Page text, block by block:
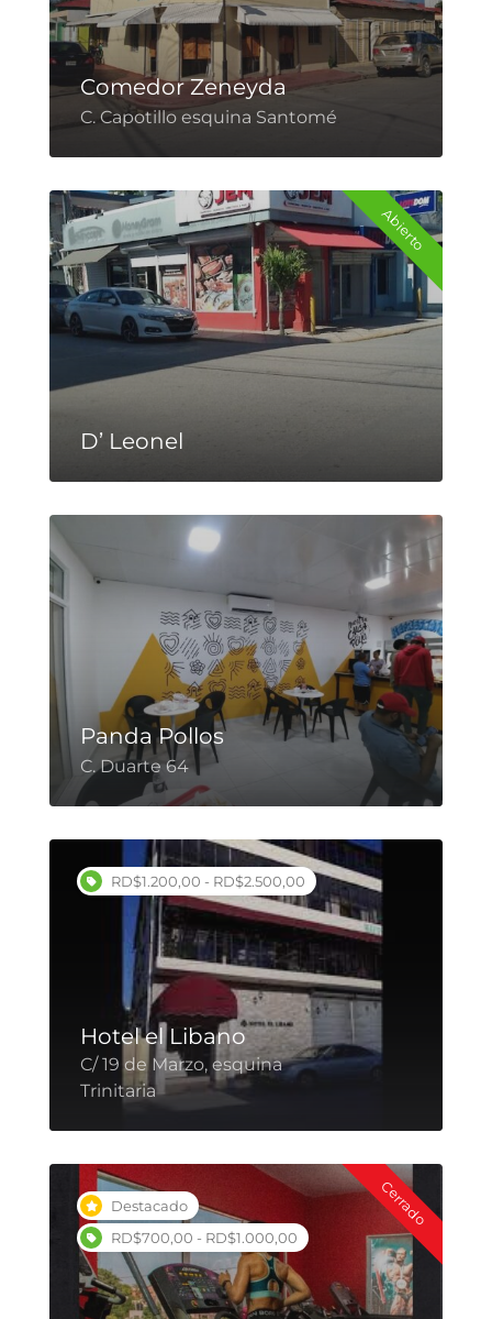
Comedor Zeneyda
C. Capotillo esquina Santomé
Abierto
D’ Leonel
Panda Pollos
C. Duarte 64
RD$1.200,00 - RD$2.500,00
Hotel el Libano
C/ 19 de Marzo, esquina
Trinitaria
Destacado
RD$700,00 - RD$1.000,00
Cerrado